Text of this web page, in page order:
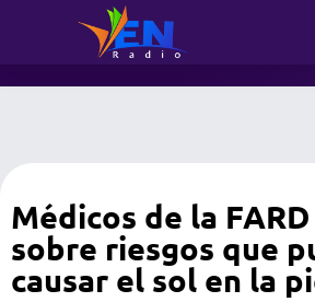
Médicos de la
sobre riesgos que
causar el sol en la